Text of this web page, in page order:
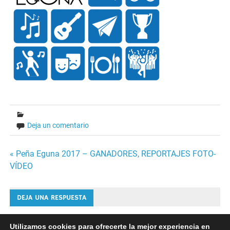
Deja un comentario
Navegación
entradas
« Peña Eguna 2017 – GANADORES, REPORTAJES FOTO-
VÍDEO
DEJA UNA RESPUESTA
Lo siento, debes estarconectado para publicar un
Utilizamos cookies para ofrecerte la mejor experiencia en